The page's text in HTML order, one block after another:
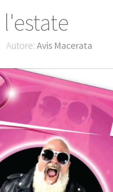
Autore: Avis Macerata